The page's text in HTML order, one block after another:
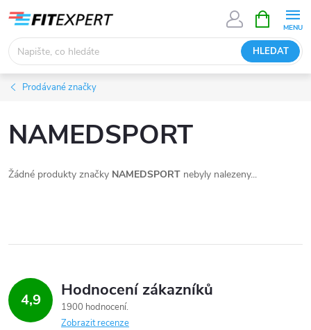
obsah
HLEDAT
NÁKUPNÍ
KOŠÍK
Prodávané značky
NAMEDSPORT
Žádné produkty značky NAMEDSPORT nebyly nalezeny...
4,9 Hodnocení zákazníků
1900 hodnocení
Zobrazit recenze